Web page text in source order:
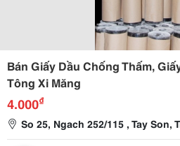
Bán Giấy Dầu Chống Thấm,
Tông Xi Măng
4.000₫
So 25, Ngach 252/115 , Tay Son,